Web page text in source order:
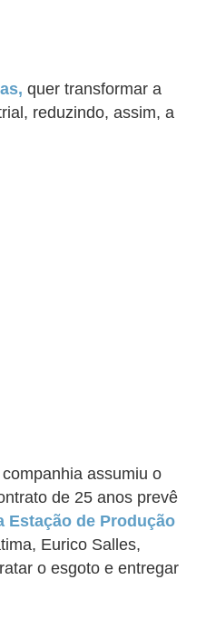
quer transformar a
reduzindo, assim, a
companhia assumiu o
de 25 anos prevê
Estação de Produção
Eurico Salles,
o esgoto e entregar